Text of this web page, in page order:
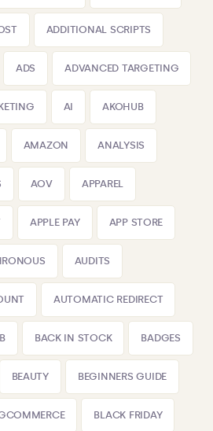
ADDITIONAL SCRIPTS
ADS ADVANCED TARGETING
AI AKOHUB
AMAZON ANALYSIS
AOV APPAREL
APPLE PAY APP STORE
AUDITS
AUTOMATIC REDIRECT
BACK IN STOCK BADGES
BEAUTY BEGINNERS GUIDE
BLACK FRIDAY